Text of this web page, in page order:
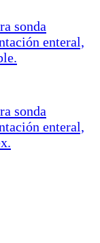
sonda
enteral,
sonda
enteral,